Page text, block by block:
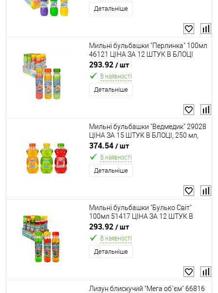
Детальніше
Мильні бульбашки "Перлинка" 100мл
46121 ЦІНА ЗА 12 ШТУК В БЛОЦІ
"Пані Булька", з шиммером,
ароматизовані, в коробці
293.92 / шт
В наявності
Детальніше
Мильні бульбашки "Ведмедик" 29028
ЦІНА ЗА 15 ШТУК В БЛОЦІ, 250 мл,
ароматизовані, "Пані булька"
374.54 / шт
В наявності
Детальніше
Мильні бульбашки "Булько Світ"
100мл 51417 ЦІНА ЗА 12 ШТУК В
БЛОЦІ "Пані Булька",
ароматизований розчин, в коробці
293.92 / шт
В наявності
Детальніше
Лизун блискучий "Мега об`єм" 66816